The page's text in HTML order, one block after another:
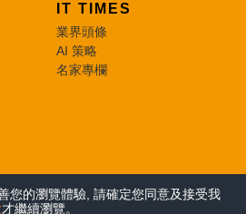
您的瀏覽體驗, 請確定您同意及接受我
才繼續瀏覽。
IT TIMES
業界頭條
AI 策略
名家專欄
Reserved.